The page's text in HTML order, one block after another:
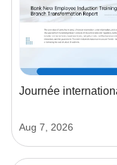
Journée
Aug 7, 2026